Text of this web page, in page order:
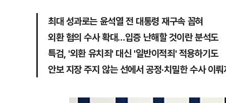
최대 성과로는 윤석열 전 대통령 재구속 꼽혀
외환 혐의 수사 확대…입증 난해할 것이란 분석도
특검, '외환 유치죄' 대신 '일반이적죄' 적용하기도
안보 지장 주지 않는 선에서 공정·치밀한 수사 이